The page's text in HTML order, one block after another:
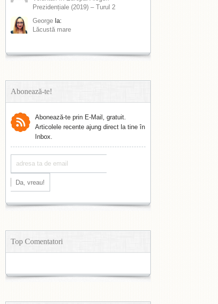
Prezidențiale (2019) – Turul 2
George la:
Lăcustă mare
Abonează-te!
Abonează-te prin E-Mail, gratuit.
Articolele recente ajung direct la tine în
Inbox.
Top Comentatori